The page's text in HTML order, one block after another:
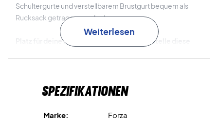
Schultergurte und verstellbarem Brustgurt bequem als
Rucksack getragen werden!
Platz für deine komplette Ausrüstung – bestelle diese
Raspberry.
Weiterlesen
Spezifikationen
Marke:
Forza